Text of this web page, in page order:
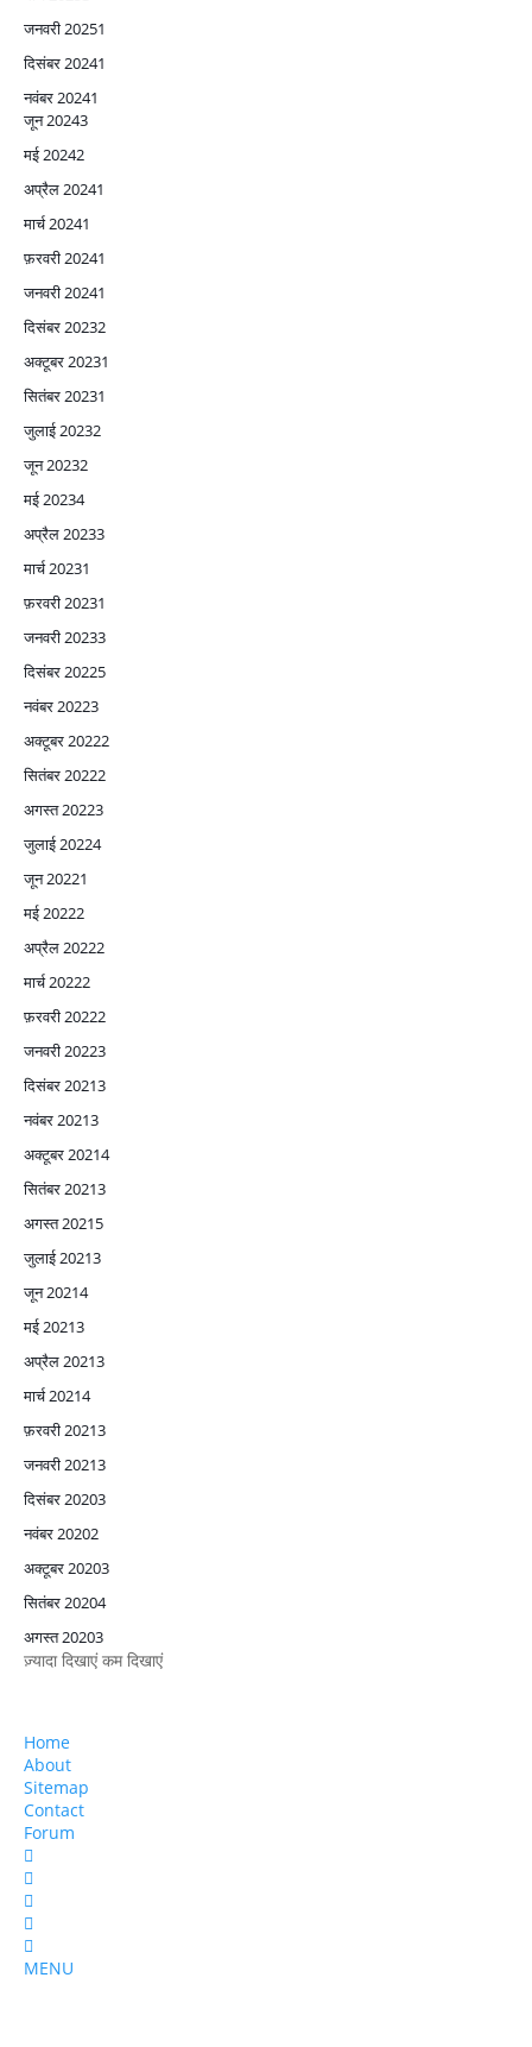
जनवरी 20251
दिसंबर 20241
नवंबर 20241
जून 20243
मई 20242
अप्रैल 20241
मार्च 20241
फ़रवरी 20241
जनवरी 20241
दिसंबर 20232
अक्टूबर 20231
सितंबर 20231
जुलाई 20232
जून 20232
मई 20234
अप्रैल 20233
मार्च 20231
फ़रवरी 20231
जनवरी 20233
दिसंबर 20225
नवंबर 20223
अक्टूबर 20222
सितंबर 20222
अगस्त 20223
जुलाई 20224
जून 20221
मई 20222
अप्रैल 20222
मार्च 20222
फ़रवरी 20222
जनवरी 20223
दिसंबर 20213
नवंबर 20213
अक्टूबर 20214
सितंबर 20213
अगस्त 20215
जुलाई 20213
जून 20214
मई 20213
अप्रैल 20213
मार्च 20214
फ़रवरी 20213
जनवरी 20213
दिसंबर 20203
नवंबर 20202
अक्टूबर 20203
सितंबर 20204
अगस्त 20203
ज़्यादा दिखाएं कम दिखाएं
Home
About
Sitemap
Contact
Forum
MENU